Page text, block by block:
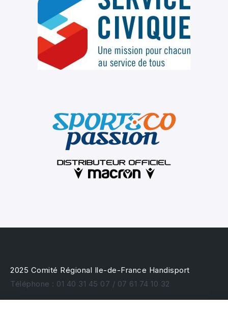
2025 Comité Régional Ile-de-France Handisport
Téléphone : 01 40 31 45 07 / 07 61 74 10 32